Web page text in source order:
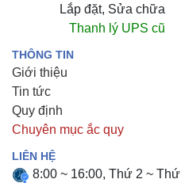
Lắp đặt, Sửa chữa
Thanh lý UPS cũ
THÔNG TIN
Giới thiệu
Tin tức
Quy định
Chuyên mục ắc quy
LIÊN HỆ
8:00 ~ 16:00, Thứ 2 ~